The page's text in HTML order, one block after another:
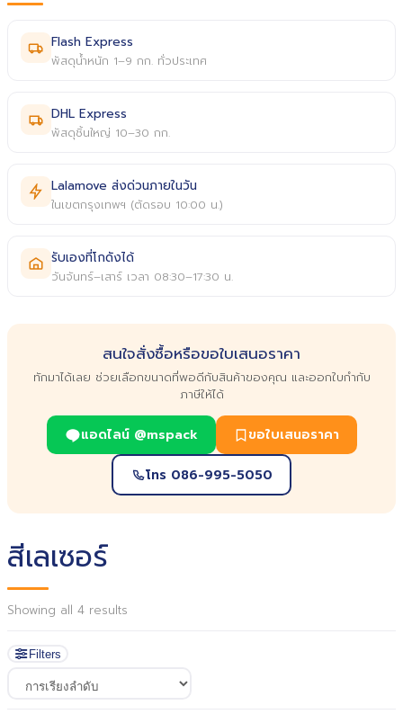
Flash Express
พัสดุน้ำหนัก 1–9 กก. ทั่วประเทศ
DHL Express
พัสดุชิ้นใหญ่ 10–30 กก.
Lalamove ส่งด่วนภายในวัน
ในเขตกรุงเทพฯ (ตัดรอบ 10:00 น.)
รับเองที่โกดังได้
วันจันทร์–เสาร์ เวลา 08:30–17:30 น.
สนใจสั่งซื้อหรือขอใบเสนอราคา
ทักมาได้เลย ช่วยเลือกขนาดที่พอดีกับสินค้าของคุณ และออกใบกำกับ
ภาษีให้ได้
แอดไลน์ @mspack ขอใบเสนอราคา
โทร 086-995-5050
สีเลเซอร์
Showing all 4 results
Filters